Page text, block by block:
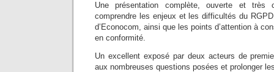
Une présentation complète, ouverte et
comprendre les enjeux et les difficultés du
d’Econocom, ainsi que les points d’attention à
en conformité.
Un excellent exposé par deux acteurs de
aux nombreuses questions posées et prolonger